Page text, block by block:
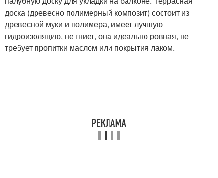
доска (древесно полимерный композит) состоит из
древесной муки и полимера, имеет лучшую
гидроизоляцию, не гниет, она идеально ровная, не
требует пропитки маслом или покрытия лаком.